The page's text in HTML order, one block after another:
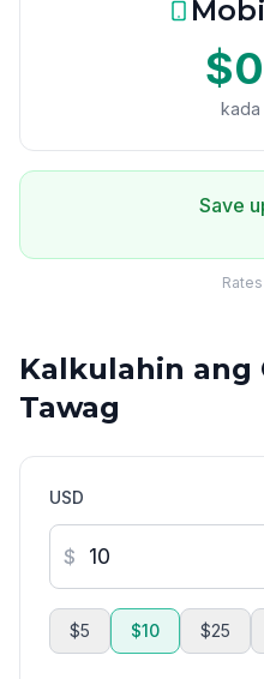
kada
Save
Kalkulahin ang
Tawag
USD
$
$5 $10 $25